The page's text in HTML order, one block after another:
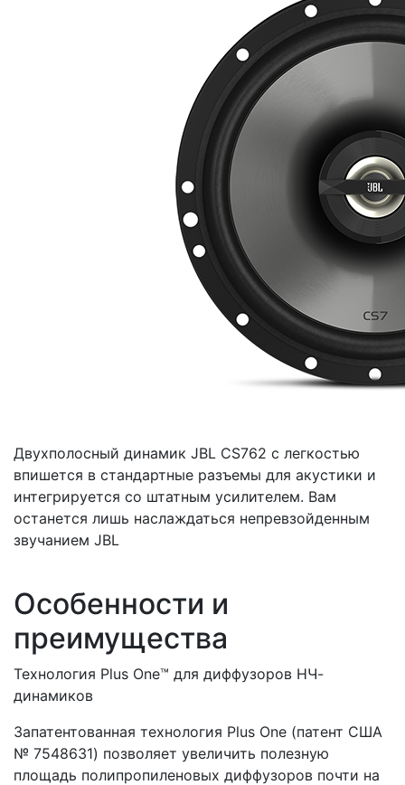
Двухполосный динамик JBL CS762 с легкостью
впишется в стандартные разъемы для акустики и
интегрируется со штатным усилителем. Вам
останется лишь наслаждаться непревзойденным
звучанием JBL
Особенности и
преимущества
Технология Plus One™ для диффузоров НЧ-
динамиков
Запатентованная технология Plus One (патент США
№ 7548631) позволяет увеличить полезную
площадь полипропиленовых диффузоров почти на